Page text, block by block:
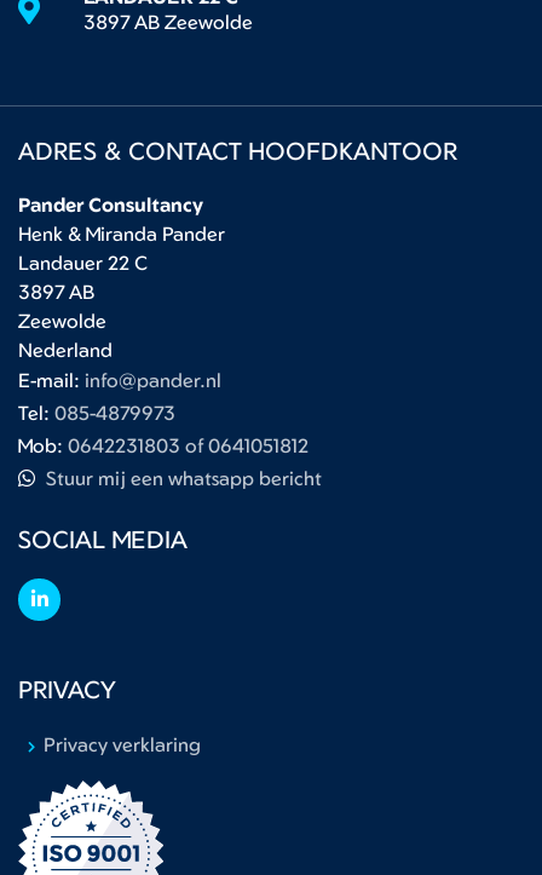
3897 AB Zeewolde
ADRES & CONTACT HOOFDKANTOOR
Pander Consultancy
Henk & Miranda Pander
Landauer 22 C
3897 AB
Zeewolde
Nederland
E-mail: info@pander.nl
Tel: 085-4879973
Mob: 0642231803 of 0641051812
Stuur mij een whatsapp bericht
SOCIAL MEDIA
PRIVACY
Privacy verklaring